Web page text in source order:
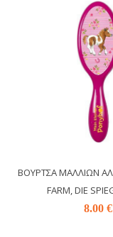
ΒΟΎΡΤΣΑ ΜΑΛΛΙΏΝ
FARM, DIE
8.00 €